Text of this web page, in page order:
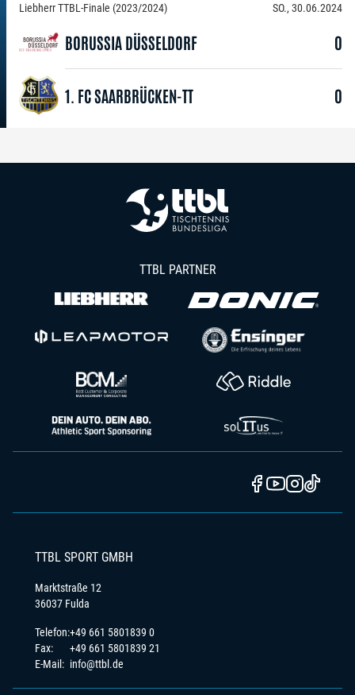
Liebherr TTBL-Finale (2023/2024) SO., 30.06.2024
BORUSSIA DÜSSELDORF 0
1. FC SAARBRÜCKEN-TT 0
TTBL PARTNER
TTBL SPORT GMBH
Marktstraße 12
36037 Fulda
Telefon:
Fax:
E-Mail:
+49 661 5801839 0
+49 661 5801839 21
info@ttbl.de